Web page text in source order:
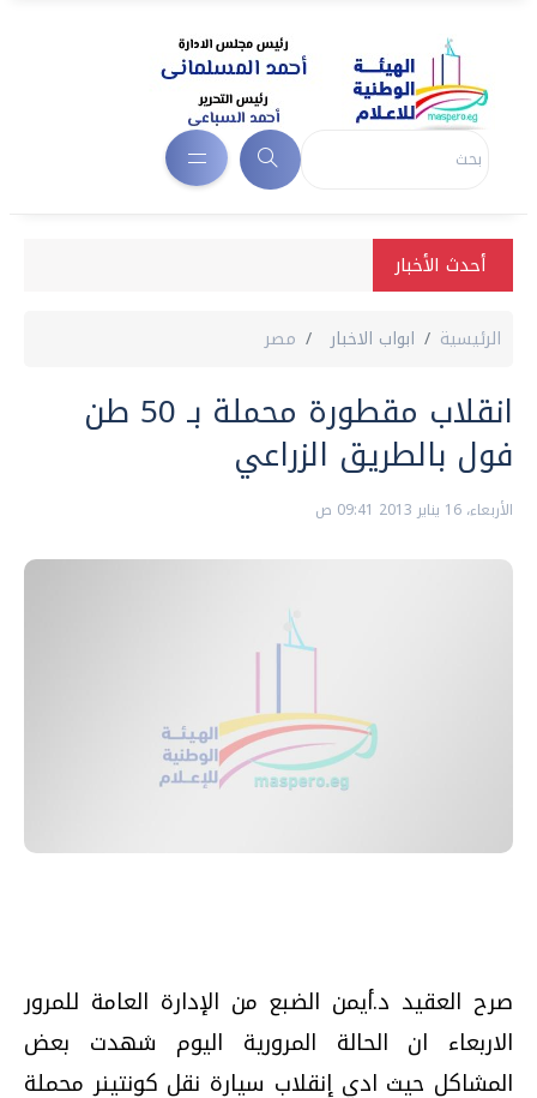
أحدث الأخبار
الرئيسية ابواب الاخبار مصر
انقلاب مقطورة محملة بـ 50 طن
فول بالطريق الزراعي
الأربعاء، 16 يناير 2013 09:41 ص
صرح العقيد د.أيمن الضبع من الإدارة العامة للمرور
الاربعاء ان الحالة المرورية اليوم شهدت بعض
المشاكل حيث ادي إنقلاب سيارة نقل كونتينر محملة